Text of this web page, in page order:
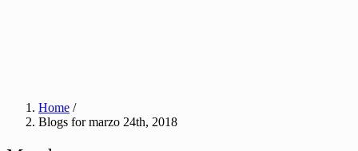
Home /
Blogs for marzo 24th, 2018